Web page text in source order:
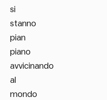
si
stanno
pian
piano
avvicinando
al
mondo